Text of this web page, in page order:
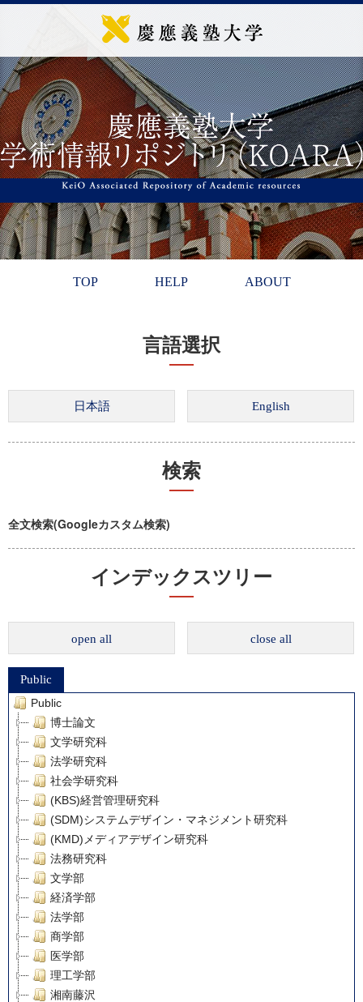
TOP HELP ABOUT
言語選択
検索
全文検索(Googleカスタム検索)
インデックスツリー
open all close all
Public
Public
博士論文
文学研究科
法学研究科
社会学研究科
(KBS)経営管理研究科
(SDM)システムデザイン・マネジメント研究科
(KMD)メディアデザイン研究科
法務研究科
文学部
経済学部
法学部
商学部
医学部
理工学部
湘南藤沢